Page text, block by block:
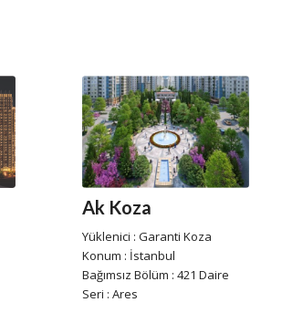
Ak Koza
Yüklenici : Garanti Koza
Konum : İstanbul
Bağımsız Bölüm : 421 Daire
Seri : Ares